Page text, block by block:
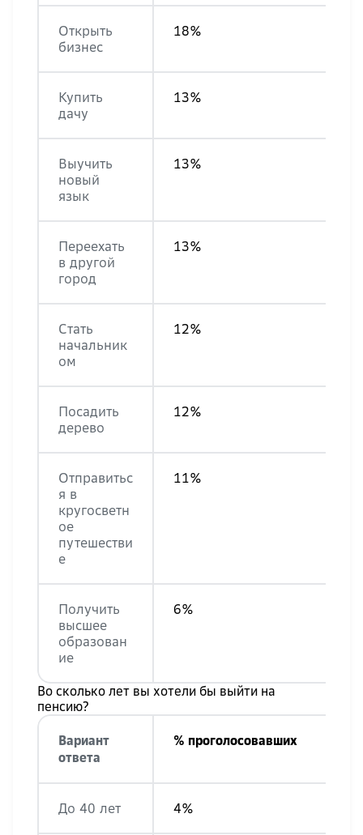
Открыть
бизнес
18%
Купить
дачу
13%
Выучить
новый
язык
13%
Переехать
в другой
город
13%
Стать
начальник
ом
12%
Посадить
дерево
12%
Отправитьс
я в
кругосветн
ое
путешестви
е
11%
Получить
высшее
образован
ие
6%
Во сколько лет вы хотели бы выйти на
пенсию?
Вариант
ответа
% проголосовавших
До 40 лет 4%